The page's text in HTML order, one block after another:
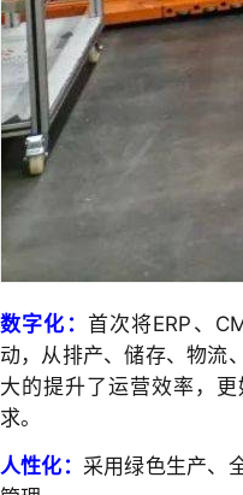
数字化： 首次将ERP、
动，从排产、储存、物流
大的提升了运营效率，
求。
人性化： 采用绿色生产、